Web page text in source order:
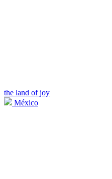
the land of joy
México